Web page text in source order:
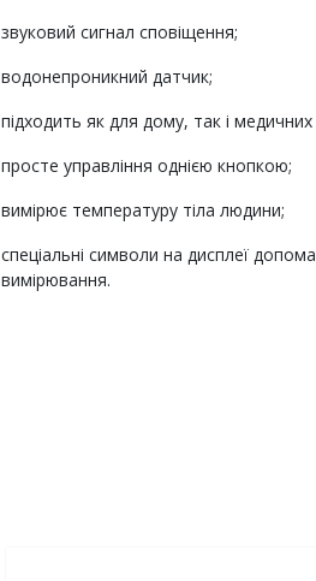
звуковий сигнал сповіщення;
водонепроникний датчик;
підходить як для дому, так і
просте управління однією кнопкою;
вимірює температуру тіла людини;
спеціальні символи на дисплеї
вимірювання.